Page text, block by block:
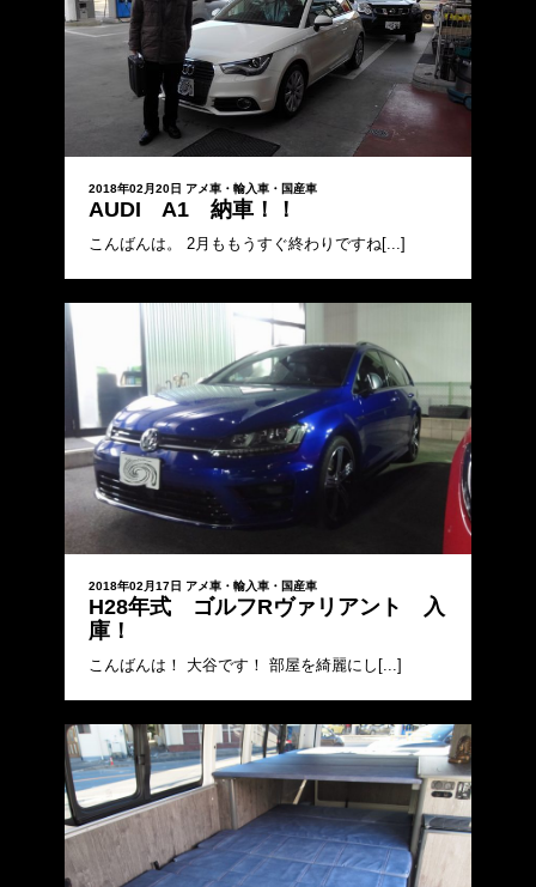
2018年02月20日 アメ車・輸入車・国産車
AUDI A1 納車！！
こんばんは。 2月ももうすぐ終わりですね[...]
2018年02月17日 アメ車・輸入車・国産車
H28年式 ゴルフRヴァリアント 入
庫！
こんばんは！ 大谷です！ 部屋を綺麗にし[...]